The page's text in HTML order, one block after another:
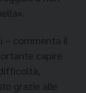
– commenta il
capire
grazie alle